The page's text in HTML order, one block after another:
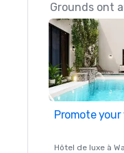
Grounds ont
Promote your
Hôtel de luxe à